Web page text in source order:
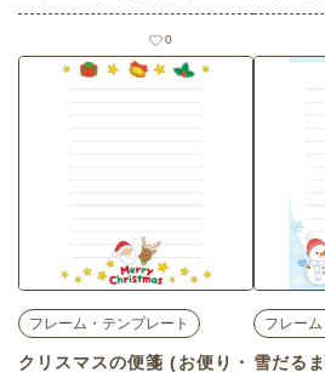
素材)
0
フレーム・テンプレート
クリスマスの便箋 (お便り・
フレー
雪だる